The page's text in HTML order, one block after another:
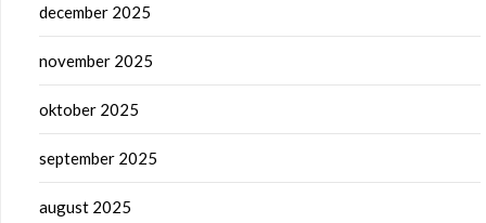
december 2025
november 2025
oktober 2025
september 2025
august 2025